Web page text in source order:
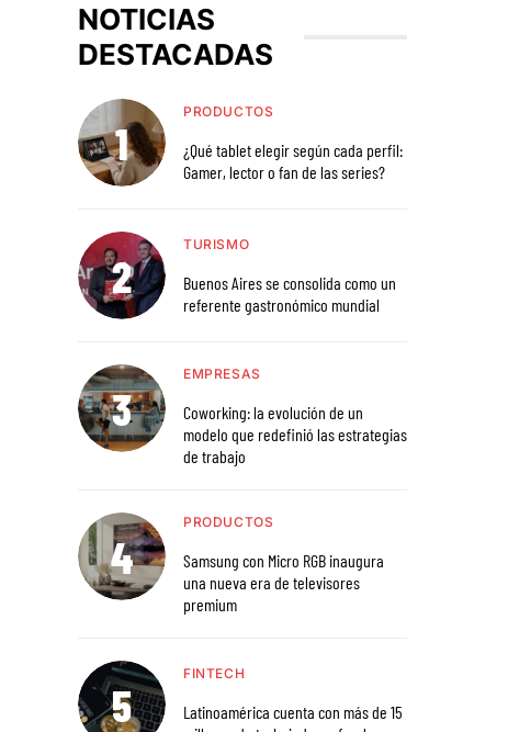
NOTICIAS
DESTACADAS
PRODUCTOS
¿Qué tablet elegir según cada perfil:
Gamer, lector o fan de las series?
TURISMO
Buenos Aires se consolida como un
referente gastronómico mundial
EMPRESAS
Coworking: la evolución de un
modelo que redefinió las estrategias
de trabajo
PRODUCTOS
Samsung con Micro RGB inaugura
una nueva era de televisores
premium
FINTECH
Latinoamérica cuenta con más de 15